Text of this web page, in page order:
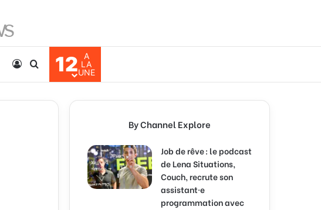
Log InSearch for
12
A
LA
UNE
By Channel Explore
Job de rêve : le podcast
de Lena Situations,
Couch, recrute son
assistant·e
programmation avec